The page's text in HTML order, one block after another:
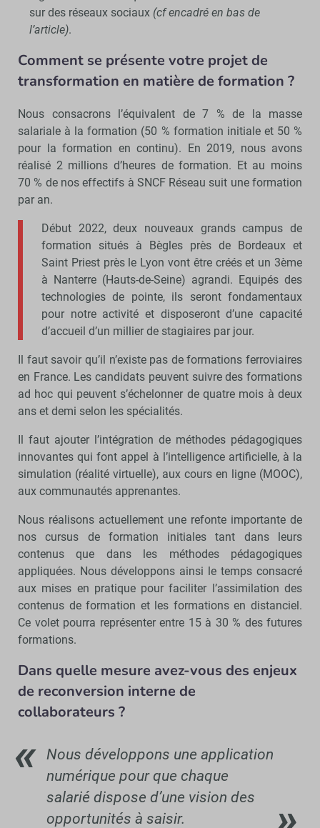
sur des réseaux sociaux (cf encadré en bas de
l’article).
Comment se présente votre projet de
transformation en matière de formation ?
Nous consacrons l’équivalent de 7 % de la masse
salariale à la formation (50 % formation initiale et 50 %
pour la formation en continu). En 2019, nous avons
réalisé 2 millions d’heures de formation. Et au moins
70 % de nos effectifs à SNCF Réseau suit une formation
par an.
Début 2022, deux nouveaux grands campus de
formation situés à Bègles près de Bordeaux et
Saint Priest près le Lyon vont être créés et un 3ème
à Nanterre (Hauts-de-Seine) agrandi. Equipés des
technologies de pointe, ils seront fondamentaux
pour notre activité et disposeront d’une capacité
d’accueil d’un millier de stagiaires par jour.
Il faut savoir qu’il n’existe pas de formations ferroviaires
en France. Les candidats peuvent suivre des formations
ad hoc qui peuvent s’échelonner de quatre mois à deux
ans et demi selon les spécialités.
Il faut ajouter l’intégration de méthodes pédagogiques
innovantes qui font appel à l’intelligence artificielle, à la
simulation (réalité virtuelle), aux cours en ligne (MOOC),
aux communautés apprenantes.
Nous réalisons actuellement une refonte importante de
nos cursus de formation initiales tant dans leurs
contenus que dans les méthodes pédagogiques
appliquées. Nous développons ainsi le temps consacré
aux mises en pratique pour faciliter l’assimilation des
contenus de formation et les formations en distanciel.
Ce volet pourra représenter entre 15 à 30 % des futures
formations.
Dans quelle mesure avez-vous des enjeux
de reconversion interne de
collaborateurs ?
Nous développons une application
numérique pour que chaque
salarié dispose d’une vision des
opportunités à saisir.